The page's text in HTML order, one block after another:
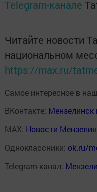
Telegram-канале
Читайте новости
национальном
https://max.ru/
Самое интересное в
ВКонтакте: Мензелинск
MAX: Новости
Одноклассники: ok.ru/
Telegram-канал: